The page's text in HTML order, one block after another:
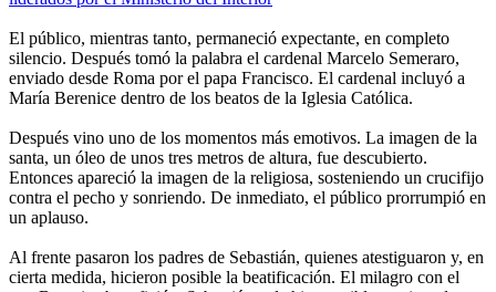
El público, mientras tanto, permaneció expectante, en completo
silencio. Después tomó la palabra el cardenal Marcelo Semeraro,
enviado desde Roma por el papa Francisco. El cardenal incluyó a
María Berenice dentro de los beatos de la Iglesia Católica.
Después vino uno de los momentos más emotivos. La imagen de la
santa, un óleo de unos tres metros de altura, fue descubierto.
Entonces apareció la imagen de la religiosa, sosteniendo un crucifijo
contra el pecho y sonriendo. De inmediato, el público prorrumpió en
un aplauso.
Al frente pasaron los padres de Sebastián, quienes atestiguaron y, en
cierta medida, hicieron posible la beatificación. El milagro con el